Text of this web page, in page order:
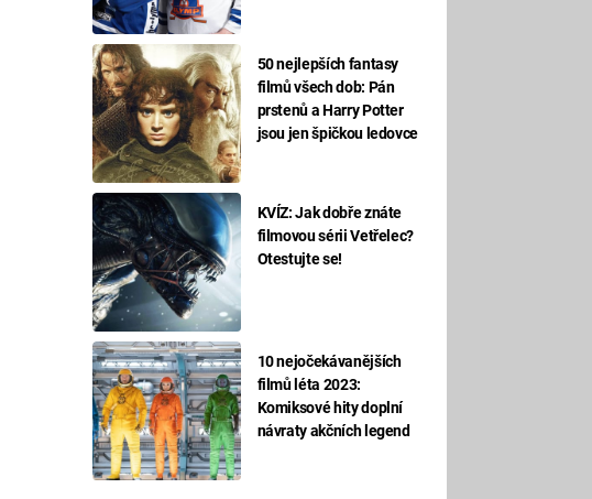
50 nejlepších fantasy
filmů všech dob: Pán
prstenů a Harry Potter
jsou jen špičkou ledovce
KVÍZ: Jak dobře znáte
filmovou sérii Vetřelec?
Otestujte se!
10 nejočekávanějších
filmů léta 2023:
Komiksové hity doplní
návraty akčních legend